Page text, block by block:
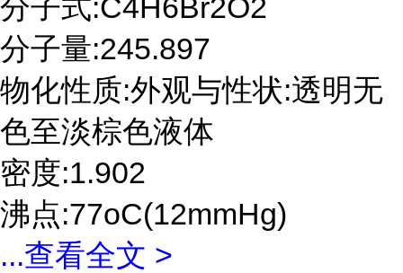
分子式:C4H6Br2O2
分子量:245.897
物化性质:外观与性状:透明无
色至淡棕色液体
密度:1.902
沸点:77oC(12mmHg)
...查看全文 >